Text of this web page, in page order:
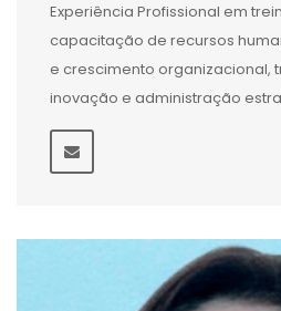
Experiência Profissional em
capacitação de recursos
e crescimento organizacional,
inovação e administração